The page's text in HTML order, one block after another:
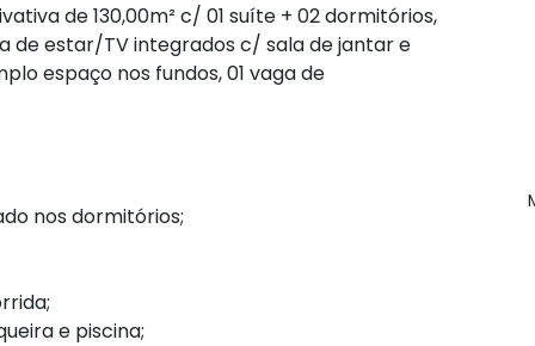
de 130,00m² c/ 01 suíte + 02 dormitórios,
de estar/TV integrados c/ sala de jantar e
espaço nos fundos, 01 vaga de
nos dormitórios;
e piscina;